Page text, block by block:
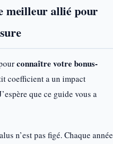
meilleur allié pour
connaître votre bonus-
coefficient a un impact
que ce guide vous a
n’est pas figé. Chaque année